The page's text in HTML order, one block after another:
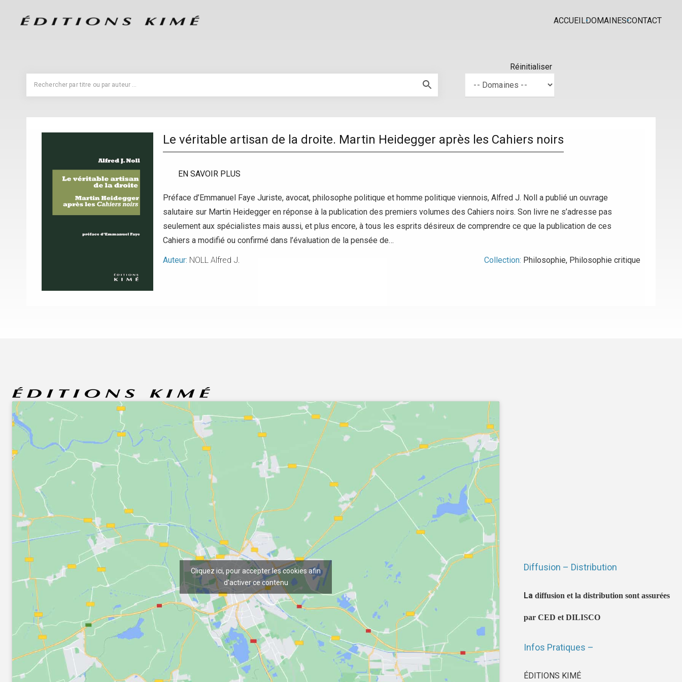
ACCUEILDOMAINESCONTACT
Réinitialiser
Le véritable artisan de la droite. Martin Heidegger après les Cahiers noirs
EN SAVOIR PLUS
Préface d’Emmanuel Faye Juriste, avocat, philosophe politique et homme politique viennois, Alfred J. Noll a publié un ouvrage
salutaire sur Martin Heidegger en réponse à la publication des premiers volumes des Cahiers noirs. Son livre ne s’adresse pas
seulement aux spécialistes mais aussi, et plus encore, à tous les esprits désireux de comprendre ce que la publication de ces
Cahiers a modifié ou confirmé dans l’évaluation de la pensée de…
Auteur: NOLL Alfred J. Collection: Philosophie, Philosophie critique
Cliquez ici, pour accepter les cookies afin
d'activer ce contenu
Diffusion – Distribution
La diffusion et la distribution sont assurées
par CED et DILISCO
Infos Pratiques –
ÉDITIONS KIMÉ